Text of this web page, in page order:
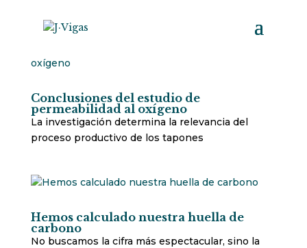
Conclusiones del estudio de
permeabilidad al oxígeno
La investigación determina la relevancia del
proceso productivo de los tapones
Hemos calculado nuestra huella de
carbono
No buscamos la cifra más espectacular, sino la